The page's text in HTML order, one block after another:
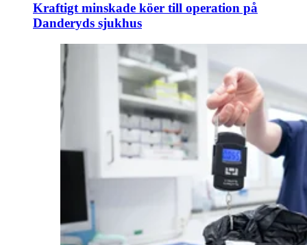
Kraftigt minskade köer till operation på
Danderyds sjukhus